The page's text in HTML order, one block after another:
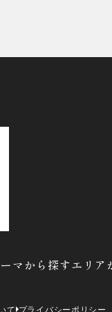
マから探すエリア
て プライバシーポリシー